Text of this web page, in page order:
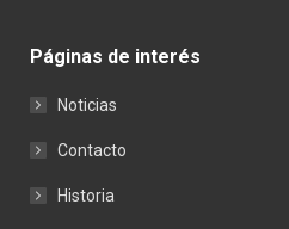
Páginas de interés
Noticias
Contacto
Historia